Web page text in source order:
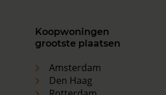
Koopwoningen
grootste plaatsen
Amsterdam
Den Haag